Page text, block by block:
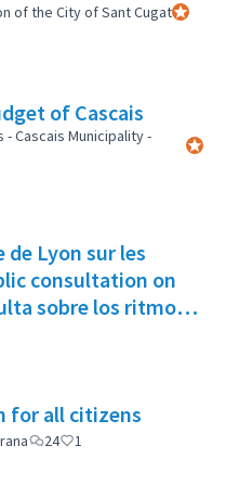
of the City of Sant Cugat
of Cascais
- Cascais Municipality -
Lyon sur les
consultation on
sobre los ritmos
'My Tirana' Application for all citizens
24 1